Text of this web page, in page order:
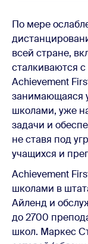
По мере
всей стране,
сталкиваются
Achievement
занимающаяся
школами, уже
задачи и
не ставя под
учащихся и
Achievement
школами в
Айленд и
до 2700
школ. Маркес